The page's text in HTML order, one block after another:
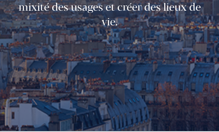
mixité des usages et créer des lieux de
vie.